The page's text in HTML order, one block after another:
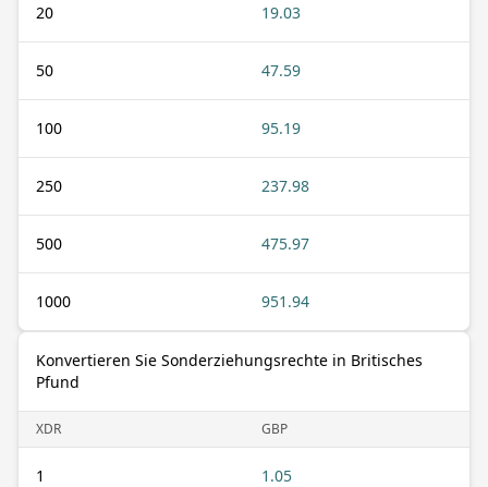
20 19.03
50 47.59
100 95.19
250 237.98
500 475.97
1000 951.94
Konvertieren Sie Sonderziehungsrechte in Britisches
Pfund
XDR GBP
1 1.05